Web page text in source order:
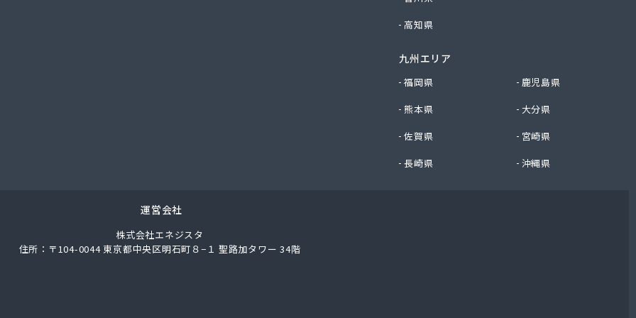
燃料株式会社 LPガスセンター
高知県
九州エリア
福岡県
鹿児島県
熊本県
大分県
佐賀県
宮崎県
長崎県
沖縄県
運営会社
株式会社エネジスタ
住所：〒104-0044 東京都中央区明石町８−１ 聖路加タワー 34階